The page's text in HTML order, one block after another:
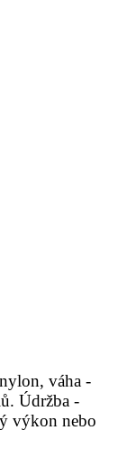
váha -
Údržba -
výkon nebo